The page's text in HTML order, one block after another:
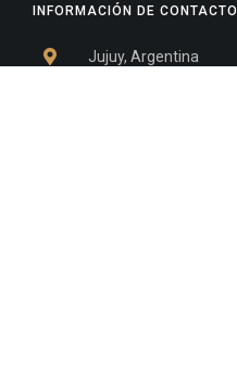
INFORMACIÓN DE CONTACTO
Jujuy, Argentina